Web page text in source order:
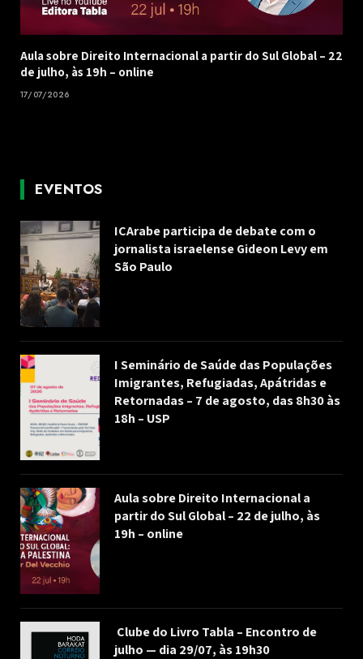
Aula sobre Direito Internacional a partir do Sul Global – 22
de julho, às 19h – online
17/07/2026
EVENTOS
ICArabe participa de debate com o
jornalista israelense Gideon Levy em
São Paulo
I Seminário de Saúde das Populações
Imigrantes, Refugiadas, Apátridas e
Retornadas – 7 de agosto, das 8h30 às
18h – USP
Aula sobre Direito Internacional a
partir do Sul Global – 22 de julho, às
19h – online
Clube do Livro Tabla – Encontro de
julho — dia 29/07, às 19h30